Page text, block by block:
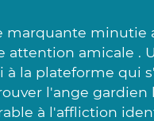
marquante minutie
attention amicale .
à la plateforme qui
l'ange gardien
à l'affliction